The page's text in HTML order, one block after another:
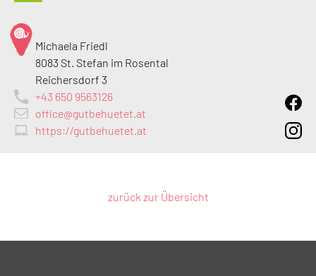
Michaela Friedl
8083 St. Stefan im Rosental
Reichersdorf 3
+43 650 9563126
office@gutbehuetet.at
https://gutbehuetet.at
zurück zur Übersicht